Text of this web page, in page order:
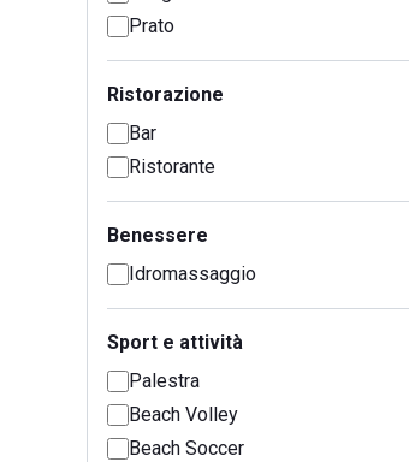
Prato
Ristorazione
Bar
Ristorante
Benessere
Idromassaggio
Sport e attività
Palestra
Beach Volley
Beach Soccer